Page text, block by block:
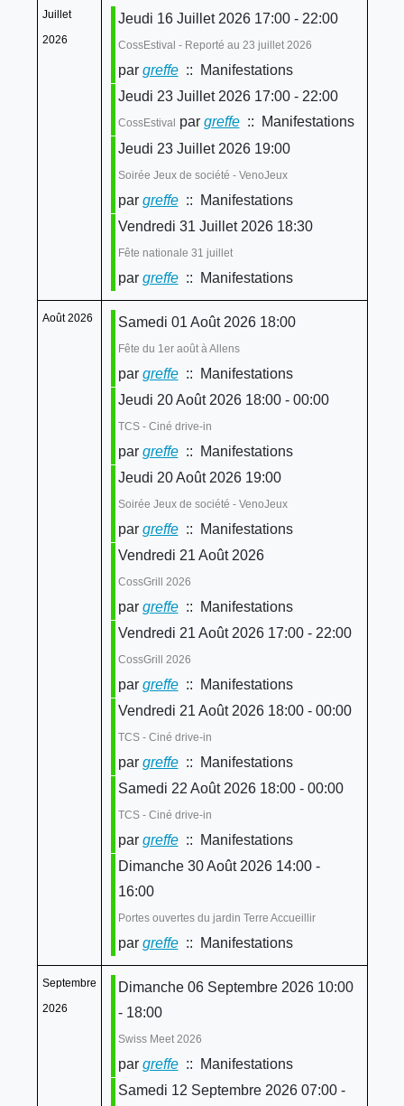
Juillet
2026
Jeudi 16 Juillet 2026 17:00 - 22:00
CossEstival - Reporté au 23 juillet 2026
par greffe:: Manifestations
Jeudi 23 Juillet 2026 17:00 - 22:00
CossEstival par greffe:: Manifestations
Jeudi 23 Juillet 2026 19:00
Soirée Jeux de société - VenoJeux
par greffe:: Manifestations
Vendredi 31 Juillet 2026 18:30
Fête nationale 31 juillet
par greffe:: Manifestations
Août 2026 Samedi 01 Août 2026 18:00
Fête du 1er août à Allens
par greffe:: Manifestations
Jeudi 20 Août 2026 18:00 - 00:00
TCS - Ciné drive-in
par greffe:: Manifestations
Jeudi 20 Août 2026 19:00
Soirée Jeux de société - VenoJeux
par greffe:: Manifestations
Vendredi 21 Août 2026
CossGrill 2026
par greffe:: Manifestations
Vendredi 21 Août 2026 17:00 - 22:00
CossGrill 2026
par greffe:: Manifestations
Vendredi 21 Août 2026 18:00 - 00:00
TCS - Ciné drive-in
par greffe:: Manifestations
Samedi 22 Août 2026 18:00 - 00:00
TCS - Ciné drive-in
par greffe:: Manifestations
Dimanche 30 Août 2026 14:00 -
16:00
Portes ouvertes du jardin Terre Accueillir
par greffe:: Manifestations
Septembre
2026
Dimanche 06 Septembre 2026 10:00
- 18:00
Swiss Meet 2026
par greffe:: Manifestations
Samedi 12 Septembre 2026 07:00 -